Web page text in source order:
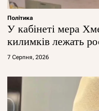
Політика
У кабінеті мера
килимків лежать
7 Серпня, 2026